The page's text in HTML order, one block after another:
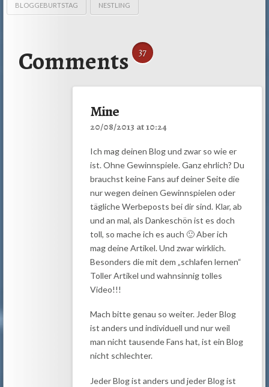
BLOGGEBURTSTAG NESTLING
Comments 37
Mine
20/08/2013 at 10:24
Ich mag deinen Blog und zwar so wie er
ist. Ohne Gewinnspiele. Ganz ehrlich? Du
brauchst keine Fans auf deiner Seite die
nur wegen deinen Gewinnspielen oder
tägliche Werbeposts bei dir sind. Klar, ab
und an mal, als Dankeschön ist es doch
toll, so mache ich es auch 🙂 Aber ich
mag deine Artikel. Und zwar wirklich.
Besonders die mit dem „schlafen lernen“
Toller Artikel und wahnsinnig tolles
Video!!!
Mach bitte genau so weiter. Jeder Blog
ist anders und individuell und nur weil
man nicht tausende Fans hat, ist ein Blog
nicht schlechter.
Jeder Blog ist anders und jeder Blog ist